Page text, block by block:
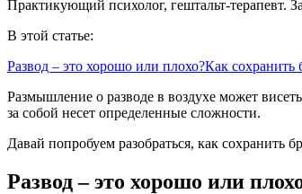
Практикующий психолог, гештальт-терапевт.
В этой статье:
Развод – это хорошо или плохо?Как сохранить
Размышление о разводе в воздухе может
за собой несет определенные сложности.
Давай попробуем разобраться, как сохранить
Развод – это хорошо или